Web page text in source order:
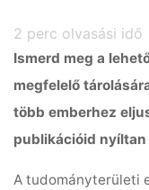
2 perc olvasási idő
Ismerd meg a
megfelelő
több emberhez
publikációid
A tudományterületi